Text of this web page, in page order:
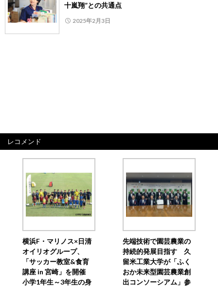
十嵐翔”との共通点
2025年2月3日
レコメンド
横浜F・マリノス×日清
オイリオグループ、
「サッカー教室&食育
講座 in 宮崎」を開催
小学1年生～3年生の身
先端技術で園芸農業の
持続的発展目指す 久
留米工業大学が「ふく
おか未来型園芸農業創
出コンソーシアム」参